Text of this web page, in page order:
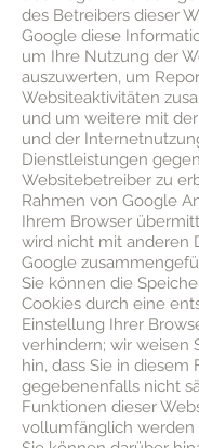
des Betreibers dieser
Google diese
um Ihre Nutzung der
auszuwerten, um
Websiteaktivitäten
und um weitere mit
und der
Dienstleistungen
Websitebetreiber zu
Rahmen von Google
Ihrem Browser
wird nicht mit anderen
Google
Sie können die
Cookies durch eine
Einstellung Ihrer
verhindern; wir weisen
hin, dass Sie in diesem
gegebenenfalls nicht
Funktionen dieser
vollumfänglich werden